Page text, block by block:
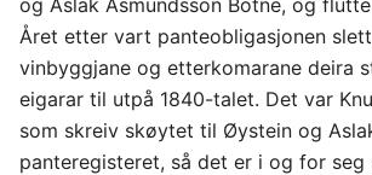
Året etter vart panteobligasjonen
vinbyggjane og etterkomarane deira
eigarar til utpå 1840-talet. Det var
som skreiv skøytet til Øystein og
panteregisteret, så det er i og for